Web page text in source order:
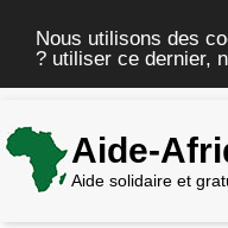
Nous utilisons des
? utiliser ce dernier,
Aide-
Aide solidaire et